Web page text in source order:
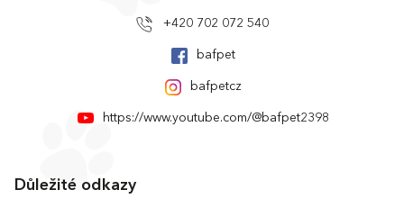
+420 702 072 540
bafpet
bafpetcz
https://www.youtube.com/@bafpet2398
Důležité odkazy